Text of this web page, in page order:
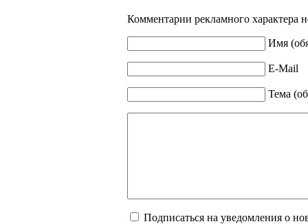
Комментарии рекламного характера
Имя
E-Mail
Тема
Подписаться на уведомления о